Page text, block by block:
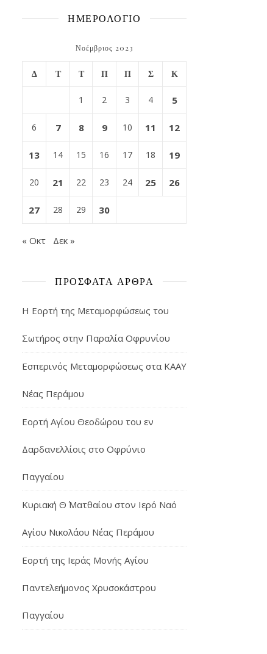
ΗΜΕΡΟΛΟΓΙΟ
Νοέμβριος 2023
Δ Τ Τ Π Π Σ Κ
1 2 3 4 5
6 7 8 9 10 11 12
13 14 15 16 17 18 19
20 21 22 23 24 25 26
27 28 29 30
« Οκτ Δεκ »
ΠΡΌΣΦΑΤΑ ΆΡΘΡΑ
Η Εορτή της Μεταμορφώσεως του
Σωτήρος στην Παραλία Οφρυνίου
Εσπερινός Μεταμορφώσεως στα ΚΑΑΥ
Νέας Περάμου
Εορτή Αγίου Θεοδώρου του εν
Δαρδανελλίοις στο Οφρύνιο
Παγγαίου
Κυριακή Θ΄ Ματθαίου στον Ιερό Ναό
Αγίου Νικολάου Νέας Περάμου
Εορτή της Ιεράς Μονής Αγίου
Παντελεήμονος Χρυσοκάστρου
Παγγαίου